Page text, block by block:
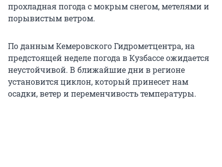
прохладная погода с мокрым снегом, метелями и
порывистым ветром.
По данным Кемеровского Гидрометцентра, на
предстоящей неделе погода в Кузбассе ожидается
неустойчивой. В ближайшие дни в регионе
установится циклон, который принесет нам
осадки, ветер и переменчивость температуры.